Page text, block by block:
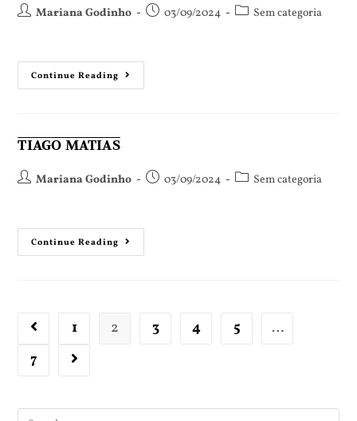
Mariana Godinho 03/09/2024 Sem categoria
Continue Reading
TIAGO MATIAS
Mariana Godinho 03/09/2024 Sem categoria
Continue Reading
1 2 3 4 5
…
7